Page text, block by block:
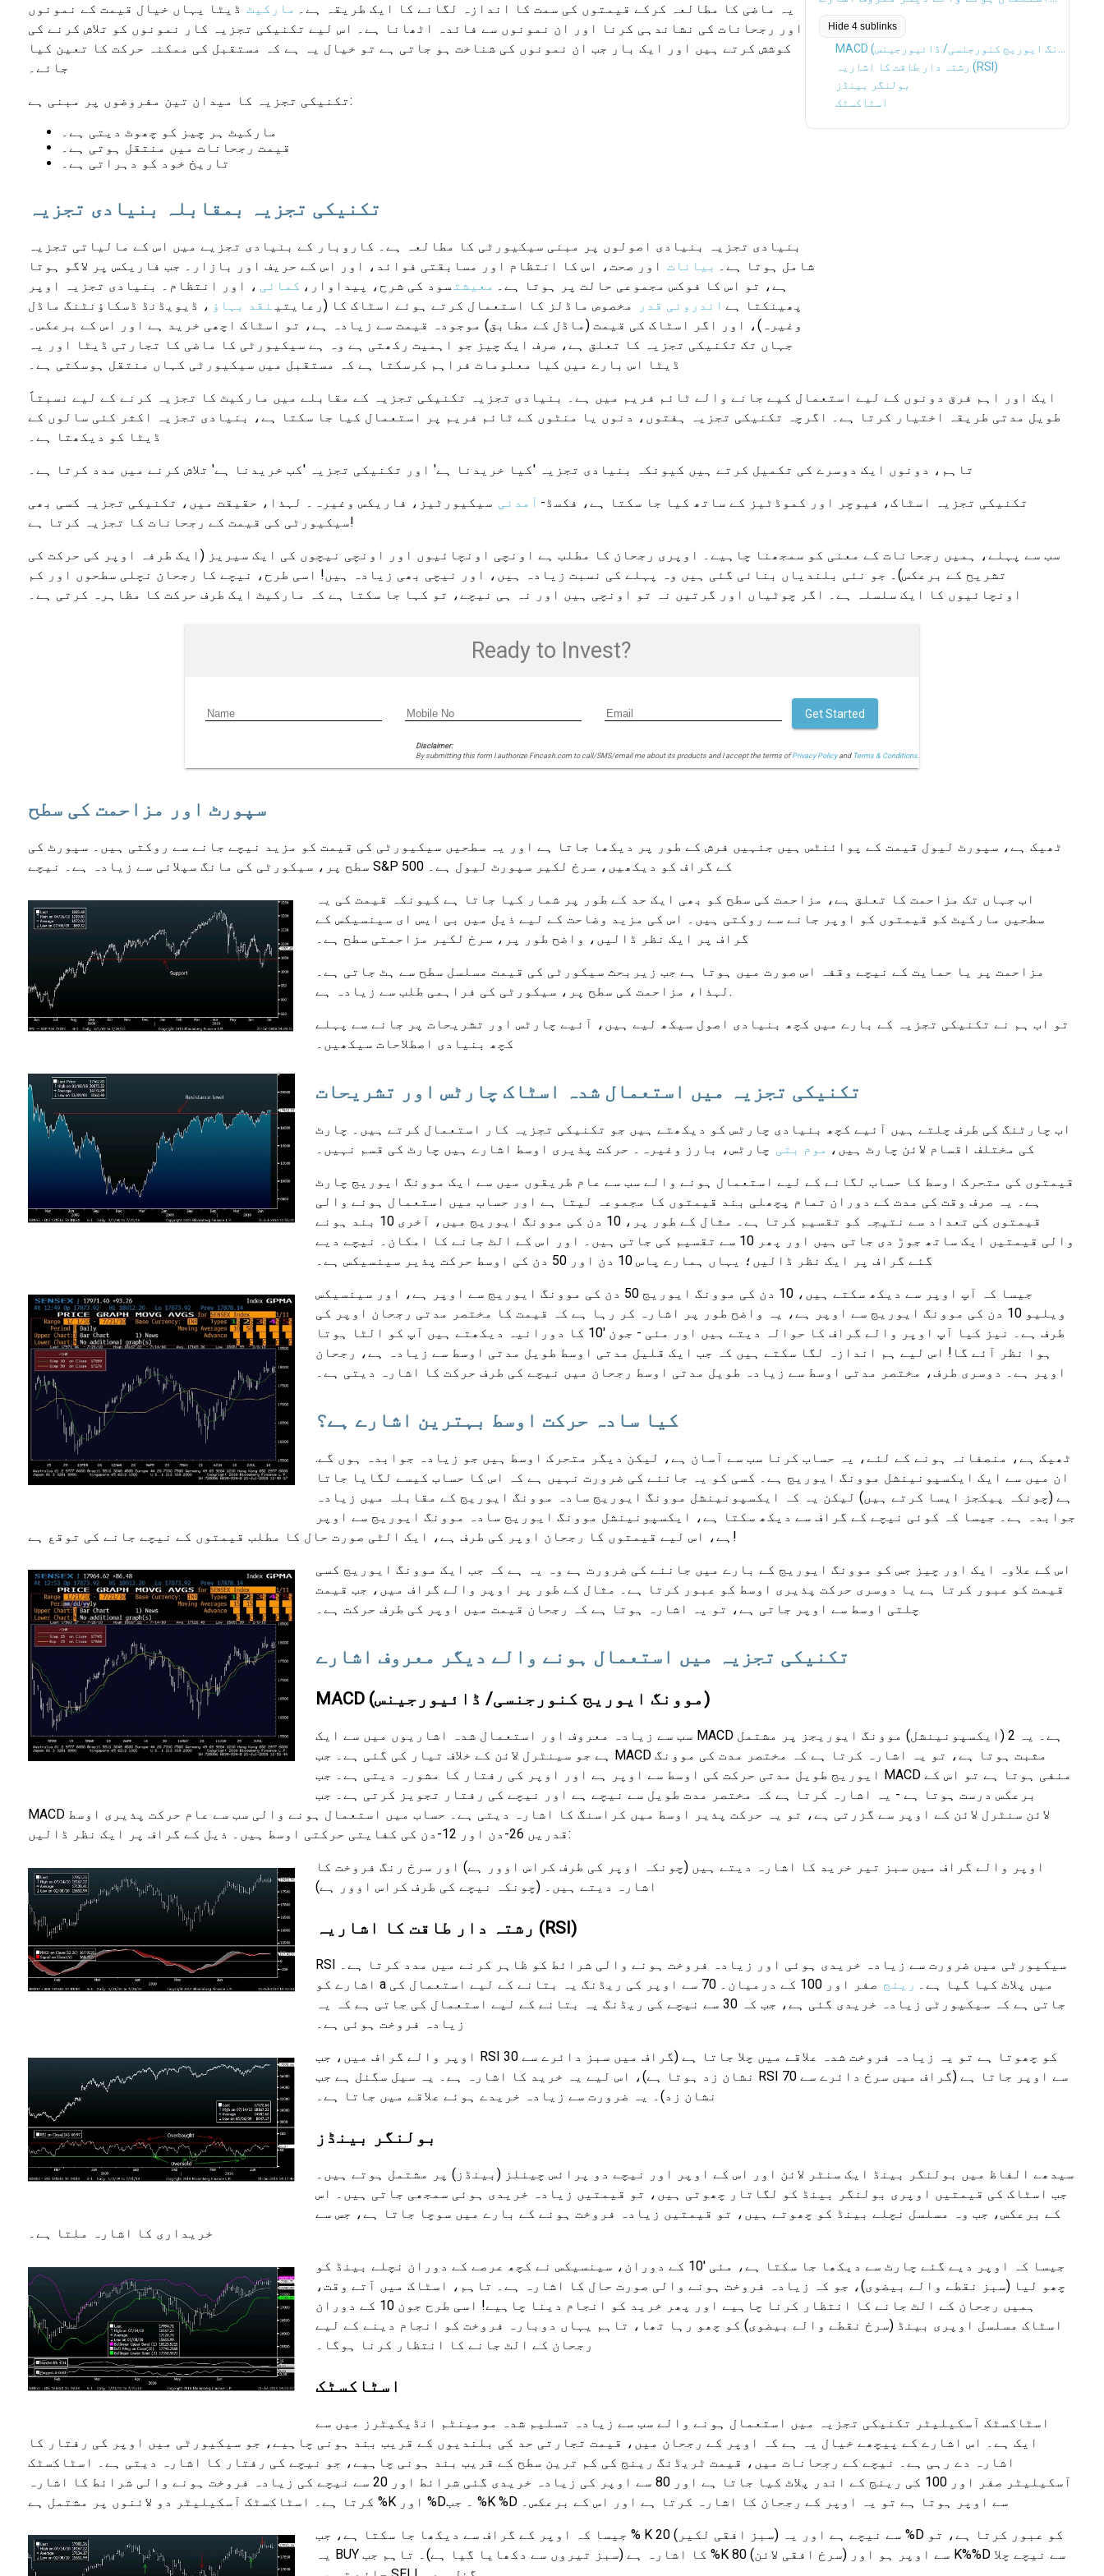
Hide 4 sublinks
MACD (موونگ ایوریج کنورجنسی/ ڈائیورجینس)
رشتہ دار طاقت کا اشاریہ (RSI)
بولنگر بینڈز
اسٹاکسٹک
یہ ماضی کا مطالعہ کرکے قیمتوں کی سمت کا اندازہ لگانے کا ایک طریقہ ہے۔ مارکیٹ ڈیٹا یہاں خیال قیمت کے نمونوں
اور رجحانات کی نشاندہی کرنا اور ان نمونوں سے فائدہ اٹھانا ہے۔ اس لیے تکنیکی تجزیہ کار نمونوں کو تلاش کرنے کی
کوشش کرتے ہیں اور ایک بار جب ان نمونوں کی شناخت ہو جاتی ہے تو خیال یہ ہے کہ مستقبل کی ممکنہ حرکت کا تعین کیا
جائے۔
تکنیکی تجزیہ کا میدان تین مفروضوں پر مبنی ہے:
مارکیٹ ہر چیز کو چھوٹ دیتی ہے۔
قیمت رجحانات میں منتقل ہوتی ہے۔
تاریخ خود کو دہراتی ہے۔
تکنیکی تجزیہ بمقابلہ بنیادی تجزیہ
بنیادی تجزیہ بنیادی اصولوں پر مبنی سیکیورٹی کا مطالعہ ہے۔ کاروبار کے بنیادی تجزیے میں اس کے مالیاتی تجزیہ
شامل ہوتا ہے۔
بیانات اور صحت، اس کا انتظام اور مسابقتی فوائد، اور اس کے حریف اور بازار۔ جب فاریکس پر لاگو ہوتا
ہے، تو اس کا فوکس مجموعی حالت پر ہوتا ہے۔
معیشت سود کی شرح، پیداوار، کمائی ، اور انتظام۔ بنیادی تجزیہ اوپر
پھینکتا ہے اندرونی قدر مخصوص ماڈلز کا استعمال کرتے ہوئے اسٹاک کا (رعایتی نقد بہاؤ ، ڈیویڈنڈ ڈسکاؤنٹنگ ماڈل
وغیرہ)، اور اگر اسٹاک کی قیمت (ماڈل کے مطابق) موجودہ قیمت سے زیادہ ہے، تو اسٹاک اچھی خرید ہے اور اس کے برعکس۔
جہاں تک تکنیکی تجزیہ کا تعلق ہے، صرف ایک چیز جو اہمیت رکھتی ہے وہ ہے سیکیورٹی کا ماضی کا تجارتی ڈیٹا اور یہ
ڈیٹا اس بارے میں کیا معلومات فراہم کرسکتا ہے کہ مستقبل میں سیکیورٹی کہاں منتقل ہوسکتی ہے۔
ایک اور اہم فرق دونوں کے لیے استعمال کیے جانے والے ٹائم فریم میں ہے۔ بنیادی تجزیہ تکنیکی تجزیہ کے مقابلے میں مارکیٹ کا تجزیہ کرنے کے لیے نسبتاً
طویل مدتی طریقہ اختیار کرتا ہے۔ اگرچہ تکنیکی تجزیہ ہفتوں، دنوں یا منٹوں کے ٹائم فریم پر استعمال کیا جا سکتا ہے، بنیادی تجزیہ اکثر کئی سالوں کے
ڈیٹا کو دیکھتا ہے۔
تاہم، دونوں ایک دوسرے کی تکمیل کرتے ہیں کیونکہ بنیادی تجزیہ 'کیا خریدنا ہے' اور تکنیکی تجزیہ 'کب خریدنا ہے' تلاش کرنے میں مدد کرتا ہے۔
تکنیکی تجزیہ اسٹاک، فیوچر اور کموڈٹیز کے ساتھ کیا جا سکتا ہے، فکسڈ- آمدنی سیکیورٹیز، فاریکس وغیرہ۔ لہذا، حقیقت میں، تکنیکی تجزیہ کسی بھی
سیکیورٹی کی قیمت کے رجحانات کا تجزیہ کرتا ہے!
سب سے پہلے، ہمیں رجحانات کے معنی کو سمجھنا چاہیے۔ اوپری رجحان کا مطلب ہے اونچی اونچائیوں اور اونچی نیچوں کی ایک سیریز (ایک طرفہ اوپر کی حرکت کی
تشریح کے برعکس)۔ جو نئی بلندیاں بنائی گئی ہیں وہ پہلے کی نسبت زیادہ ہیں، اور نیچی بھی زیادہ ہیں! اسی طرح، نیچے کا رجحان نچلی سطحوں اور کم
اونچائیوں کا ایک سلسلہ ہے۔ اگر چوٹیاں اور گرتیں نہ تو اونچی ہیں اور نہ ہی نیچے، تو کہا جا سکتا ہے کہ مارکیٹ ایک طرف حرکت کا مظاہرہ کرتی ہے۔
Ready to Invest?
Disclaimer:
By submitting this form I authorize Fincash.com to call/SMS/email me about its products and I accept the terms ofPrivacy Policyand Terms & Conditions.
Get Started
سپورٹ اور مزاحمت کی سطح
ٹھیک ہے، سپورٹ لیول قیمت کے پوائنٹس ہیں جنہیں فرش کے طور پر دیکھا جاتا ہے اور یہ سطحیں سیکیورٹی کی قیمت کو مزید نیچے جانے سے روکتی ہیں۔ سپورٹ کی
سطح پر، سیکورٹی کی مانگ سپلائی سے زیادہ ہے۔ نیچے S&P 500 کے گراف کو دیکھیں، سرخ لکیر سپورٹ لیول ہے۔
اب جہاں تک مزاحمت کا تعلق ہے، مزاحمت کی سطح کو بھی ایک حد کے طور پر شمار کیا جاتا ہے کیونکہ قیمت کی یہ
سطحیں مارکیٹ کو قیمتوں کو اوپر جانے سے روکتی ہیں۔ اس کی مزید وضاحت کے لیے ذیل میں بی ایس ای سینسیکس کے
گراف پر ایک نظر ڈالیں، واضح طور پر، سرخ لکیر مزاحمتی سطح ہے۔
مزاحمت پر یا حمایت کے نیچے وقفہ اس صورت میں ہوتا ہے جب زیربحث سیکورٹی کی قیمت مسلسل سطح سے ہٹ جاتی ہے۔
لہذا، مزاحمت کی سطح پر، سیکورٹی کی فراہمی طلب سے زیادہ ہے.
تو اب ہم نے تکنیکی تجزیہ کے بارے میں کچھ بنیادی اصول سیکھ لیے ہیں، آئیے چارٹس اور تشریحات پر جانے سے پہلے
کچھ بنیادی اصطلاحات سیکھیں۔
تکنیکی تجزیہ میں استعمال شدہ اسٹاک چارٹس اور تشریحات
اب چارٹنگ کی طرف چلتے ہیں آئیے کچھ بنیادی چارٹس کو دیکھتے ہیں جو تکنیکی تجزیہ کار استعمال کرتے ہیں۔ چارٹ
کی مختلف اقسام لائن چارٹ ہیں، موم بتی چارٹس، بارز وغیرہ۔ حرکت پذیری اوسط اشارے ہیں چارٹ کی قسم نہیں۔
قیمتوں کی متحرک اوسط کا حساب لگانے کے لیے استعمال ہونے والے سب سے عام طریقوں میں سے ایک موونگ ایوریج چارٹ
ہے۔ یہ صرف وقت کی مدت کے دوران تمام پچھلی بند قیمتوں کا مجموعہ لیتا ہے اور حساب میں استعمال ہونے والی
قیمتوں کی تعداد سے نتیجہ کو تقسیم کرتا ہے۔ مثال کے طور پر، 10 دن کی موونگ ایوریج میں، آخری 10 بند ہونے
والی قیمتیں ایک ساتھ جوڑ دی جاتی ہیں اور پھر 10 سے تقسیم کی جاتی ہیں۔ اور اس کے الٹ جانے کا امکان۔ نیچے دیے
گئے گراف پر ایک نظر ڈالیں؛ یہاں ہمارے پاس 10 دن اور 50 دن کی اوسط حرکت پذیر سینسیکس ہے۔
جیسا کہ آپ اوپر سے دیکھ سکتے ہیں، 10 دن کی موونگ ایوریج 50 دن کی موونگ ایوریج سے اوپر ہے، اور سینسیکس
ویلیو 10 دن کی موونگ ایوریج سے اوپر ہے، یہ واضح طور پر اشارہ کر رہا ہے کہ قیمت کا مختصر مدتی رجحان اوپر کی
طرف ہے۔ نیز کیا آپ اوپر والے گراف کا حوالہ دیتے ہیں اور مئی - جون '10 کا دورانیہ دیکھتے ہیں آپ کو الٹا ہوتا
ہوا نظر آئے گا! اس لیے ہم اندازہ لگا سکتے ہیں کہ جب ایک قلیل مدتی اوسط طویل مدتی اوسط سے زیادہ ہے، رجحان
اوپر ہے۔ دوسری طرف، مختصر مدتی اوسط سے زیادہ طویل مدتی اوسط رجحان میں نیچے کی طرف حرکت کا اشارہ دیتی ہے۔
کیا سادہ حرکت اوسط بہترین اشارے ہے؟
ٹھیک ہے، منصفانہ ہونے کے لئے، یہ حساب کرنا سب سے آسان ہے، لیکن دیگر متحرک اوسط ہیں جو زیادہ جوابدہ ہوں گے.
ان میں سے ایک ایکسپونینشل موونگ ایوریج ہے۔ کسی کو یہ جاننے کی ضرورت نہیں ہے کہ اس کا حساب کیسے لگایا جاتا
ہے (چونکہ پیکجز ایسا کرتے ہیں) لیکن یہ کہ ایکسپونینشل موونگ ایوریج سادہ موونگ ایوریج کے مقابلہ میں زیادہ
جوابدہ ہے۔ جیسا کہ کوئی نیچے کے گراف سے دیکھ سکتا ہے، ایکسپونینشل موونگ ایوریج سادہ موونگ ایوریج سے اوپر
ہے، اس لیے قیمتوں کا رجحان اوپر کی طرف ہے، ایک الٹی صورت حال کا مطلب قیمتوں کے نیچے جانے کی توقع ہے!
اس کے علاوہ ایک اور چیز جس کو موونگ ایوریج کے بارے میں جاننے کی ضرورت ہے وہ یہ ہے کہ جب ایک موونگ ایوریج کسی
قیمت کو عبور کرتا ہے یا دوسری حرکت پذیری اوسط کو عبور کرتا ہے۔ مثال کے طور پر اوپر والے گراف میں، جب قیمت
چلتی اوسط سے اوپر جاتی ہے، تو یہ اشارہ ہوتا ہے کہ رجحان قیمت میں اوپر کی طرف حرکت ہے۔
تکنیکی تجزیہ میں استعمال ہونے والے دیگر معروف اشارے
MACD (موونگ ایوریج کنورجنسی/ ڈائیورجینس)
سب سے زیادہ معروف اور استعمال شدہ اشاریوں میں سے ایک MACD ہے۔ یہ 2 (ایکسپونینشل) موونگ ایوریجز پر مشتمل
ہے جو سینٹرل لائن کے خلاف تیار کی گئی ہے۔ جب MACD مثبت ہوتا ہے، تو یہ اشارہ کرتا ہے کہ مختصر مدت کی موونگ
ایوریج طویل مدتی حرکت کی اوسط سے اوپر ہے اور اوپر کی رفتار کا مشورہ دیتی ہے۔ جب MACD منفی ہوتا ہے تو اس کے
برعکس درست ہوتا ہے - یہ اشارہ کرتا ہے کہ مختصر مدت طویل سے نیچے ہے اور نیچے کی رفتار تجویز کرتی ہے۔ جب
MACD لائن سنٹرل لائن کے اوپر سے گزرتی ہے، تو یہ حرکت پذیر اوسط میں کراسنگ کا اشارہ دیتی ہے۔ حساب میں استعمال ہونے والی سب سے عام حرکت پذیری اوسط
قدریں 26-دن اور 12-دن کی کفایتی حرکتی اوسط ہیں۔ ذیل کے گراف پر ایک نظر ڈالیں:
اوپر والے گراف میں سبز تیر خرید کا اشارہ دیتے ہیں (چونکہ اوپر کی طرف کراس اوور ہے) اور سرخ رنگ فروخت کا
اشارہ دیتے ہیں۔ (چونکہ نیچے کی طرف کراس اوور ہے)
رشتہ دار طاقت کا اشاریہ (RSI)
RSI سیکیورٹی میں ضرورت سے زیادہ خریدی ہوئی اور زیادہ فروخت ہونے والی شرائط کو ظاہر کرنے میں مدد کرتا ہے۔
اشارے کو a میں پلاٹ کیا گیا ہے۔ رینج
صفر اور 100 کے درمیان۔ 70 سے اوپر کی ریڈنگ یہ بتانے کے لیے استعمال کی
جاتی ہے کہ سیکیورٹی زیادہ خریدی گئی ہے، جب کہ 30 سے نیچے کی ریڈنگ یہ بتانے کے لیے استعمال کی جاتی ہے کہ یہ
زیادہ فروخت ہوئی ہے۔
اوپر والے گراف میں، جب RSI 30 کو چھوتا ہے تو یہ زیادہ فروخت شدہ علاقے میں چلا جاتا ہے (گراف میں سبز دائرے سے
نشان زد ہوتا ہے)، اس لیے یہ خرید کا اشارہ ہے۔ یہ سیل سگنل ہے جب RSI 70 سے اوپر جاتا ہے (گراف میں سرخ دائرے سے
نشان زد)۔ یہ ضرورت سے زیادہ خریدے ہوئے علاقے میں جاتا ہے۔
بولنگر بینڈز
سیدھے الفاظ میں بولنگر بینڈ ایک سنٹر لائن اور اس کے اوپر اور نیچے دو پرائس چینلز (بینڈز) پر مشتمل ہوتے ہیں۔
جب اسٹاک کی قیمتیں اوپری بولنگر بینڈ کو لگاتار چھوتی ہیں، تو قیمتیں زیادہ خریدی ہوئی سمجھی جاتی ہیں۔ اس
کے برعکس، جب وہ مسلسل نچلے بینڈ کو چھوتے ہیں، تو قیمتیں زیادہ فروخت ہونے کے بارے میں سوچا جاتا ہے، جس سے
خریداری کا اشارہ ملتا ہے۔
جیسا کہ اوپر دیے گئے چارٹ سے دیکھا جا سکتا ہے، مئی '10 کے دوران، سینسیکس نے کچھ عرصے کے دوران نچلے بینڈ کو
چھو لیا (سبز نقطے والے بیضوی)، جو کہ زیادہ فروخت ہونے والی صورت حال کا اشارہ ہے۔ تاہم، اسٹاک میں آتے وقت،
ہمیں رجحان کے الٹ جانے کا انتظار کرنا چاہیے اور پھر خرید کو انجام دینا چاہیے! اسی طرح جون 10 کے دوران
اسٹاک مسلسل اوپری بینڈ (سرخ نقطے والے بیضوی) کو چھو رہا تھا، تاہم یہاں دوبارہ فروخت کو انجام دینے کے لیے
رجحان کے الٹ جانے کا انتظار کرنا ہوگا۔
اسٹاکسٹک
اسٹاکسٹک آسکیلیٹر تکنیکی تجزیہ میں استعمال ہونے والے سب سے زیادہ تسلیم شدہ مومینٹم انڈیکیٹرز میں سے
ایک ہے۔ اس اشارے کے پیچھے خیال یہ ہے کہ اوپر کے رجحان میں، قیمت تجارتی حد کی بلندیوں کے قریب بند ہونی چاہیے، جو سیکیورٹی میں اوپر کی رفتار کا
اشارہ دے رہی ہے۔ نیچے کے رجحانات میں، قیمت ٹریڈنگ رینج کی کم ترین سطح کے قریب بند ہونی چاہیے، جو نیچے کی رفتار کا اشارہ دیتی ہے۔ اسٹاکسٹک
آسکیلیٹر صفر اور 100 کی رینج کے اندر پلاٹ کیا جاتا ہے اور 80 سے اوپر کی زیادہ خریدی گئی شرائط اور 20 سے نیچے کی زیادہ فروخت ہونے والی شرائط کا اشارہ
کرتا ہے۔ اسٹاکسٹک آسکیلیٹر دو لائنوں پر مشتمل ہے %K اور %D۔ جب %K %D سے اوپر ہوتا ہے تو یہ اوپر کے رجحان کا اشارہ کرتا ہے اور اس کے برعکس۔
جیسا کہ اوپر کے گراف سے دیکھا جا سکتا ہے، جب % K 20 (سبز افقی لکیر) سے نیچے ہے اور یہ %D کو عبور کرتا ہے، تو
یہ BUY کا اشارہ ہے (سبز تیروں سے دکھایا گیا ہے)۔ تاہم جب %K 80 (سرخ افقی لائن) سے اوپر ہو اور K%%D سے نیچے چلا